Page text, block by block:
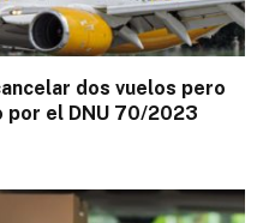
dos vuelos pero
por el DNU 70/2023